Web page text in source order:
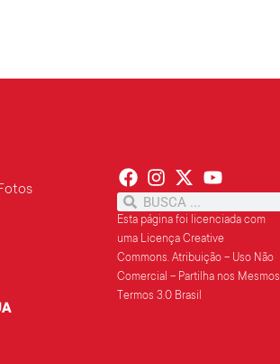
Esta página foi licenciada com
uma Licença Creative
Commons. Atribuição – Uso Não
Comercial – Partilha nos Mesmos
Termos 3.0 Brasil